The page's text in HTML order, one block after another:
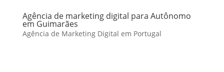
Agência de marketing digital para Autônomo
em Guimarães
Agência de Marketing Digital em Portugal